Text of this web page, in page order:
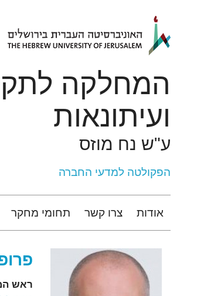
המחלקה
ועיתונאות
ע"ש נח מוזס
הפקולטה למדעי החברה
אודות צרו קשר תחומי מחקר
ראש